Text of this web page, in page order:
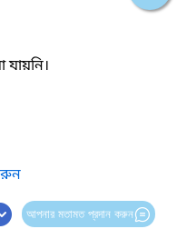
আপনার মতামত প্রদান করুন